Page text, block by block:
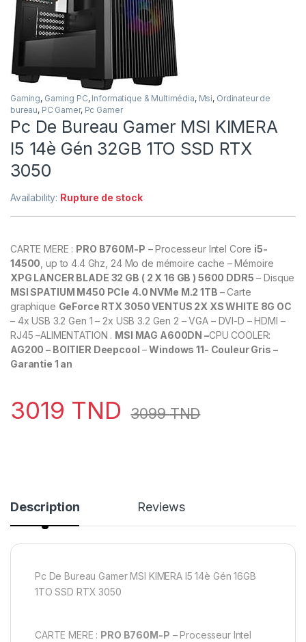
Gaming, Gaming PC, Informatique & Multimédia, Msi, Ordinateur de
bureau, PC Gamer, Pc Gamer
Pc De Bureau Gamer MSI KIMERA
I5 14è Gén 32GB 1TO SSD RTX
3050
Availability: Rupture de stock
CARTE MERE : PRO B760M-P – Processeur Intel Core i5-
14500 , up to 4.4 Ghz, 24 Mo de mémoire cache – Mémoire
XPG LANCER BLADE 32 GB ( 2 X 16 GB ) 5600 DDR5 – Disque
MSI SPATIUM M450 PCIe 4.0 NVMe M.2 1TB – Carte
graphique GeForce RTX 3050 VENTUS 2X XS WHITE 8G OC
– 4x USB 3.2 Gen 1 – 2x USB 3.2 Gen 2 – VGA – DVI-D – HDMI –
RJ45 –ALIMENTATION . MSI MAG A600DN –CPU COOLER:
AG200 – BOITIER Deepcool –Windows 11- Couleur Gris –
Garantie 1 an
3019 TND 3099TND
Description Reviews
Pc De Bureau Gamer MSI KIMERA I5 14è Gén 16GB
1TO SSD RTX 3050
CARTE MERE : PRO B760M-P – Processeur Intel